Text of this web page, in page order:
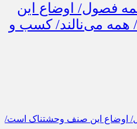
فصول/ اوضاع این
می‌نالند/ کسب و